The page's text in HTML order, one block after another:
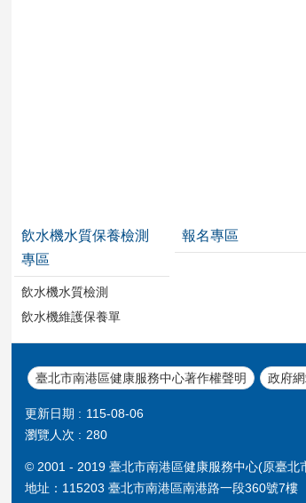
飲水機水質保養檢測
專區
飲水機水質檢測
飲水機維護保養單
報名專區
臺北市南港區健康服務中心著作權聲明 政府
更新日期
115-08-06
瀏覽人次
280
© 2001 - 2019 臺北市南港區健康服務中心(原臺北
地址：115203 臺北市南港區南港路一段360號7